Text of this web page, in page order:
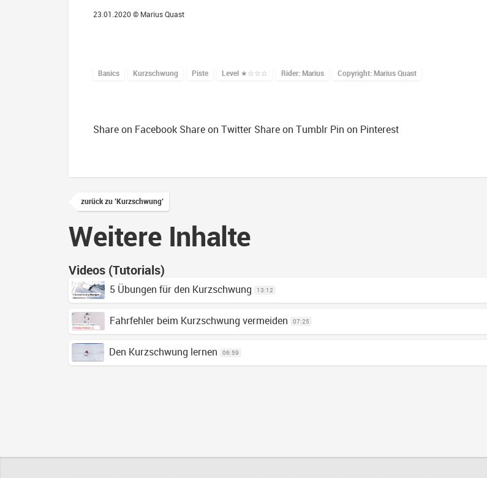
23.01.2020 © Marius Quast
Basics Kurzschwung Piste Level ★☆☆☆ Rider: Marius Copyright: Marius Quast
Share on Facebook Share on Twitter Share on Tumblr Pin on Pinterest
zurück zu 'Kurzschwung'
Weitere Inhalte
Videos (Tutorials)
5 Übungen für den Kurzschwung 13:12
Fahrfehler beim Kurzschwung vermeiden 07:25
Den Kurzschwung lernen 06:59